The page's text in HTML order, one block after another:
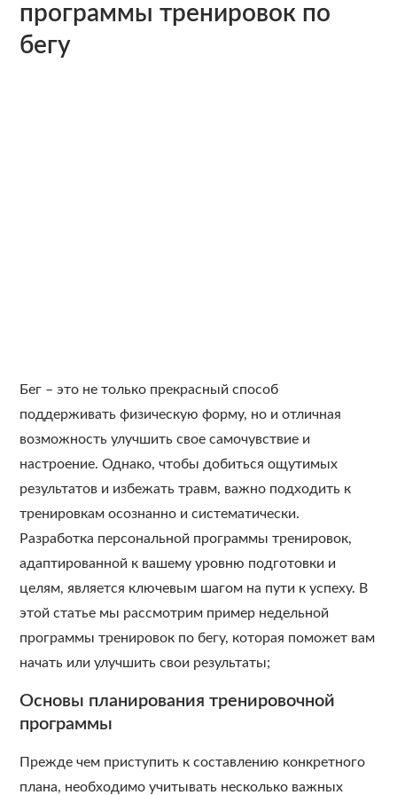
программы тренировок по
бегу
Бег – это не только прекрасный способ
поддерживать физическую форму, но и отличная
возможность улучшить свое самочувствие и
настроение. Однако, чтобы добиться ощутимых
результатов и избежать травм, важно подходить к
тренировкам осознанно и систематически.
Разработка персональной программы тренировок,
адаптированной к вашему уровню подготовки и
целям, является ключевым шагом на пути к успеху. В
этой статье мы рассмотрим пример недельной
программы тренировок по бегу, которая поможет вам
начать или улучшить свои результаты;
Основы планирования тренировочной
программы
Прежде чем приступить к составлению конкретного
плана, необходимо учитывать несколько важных